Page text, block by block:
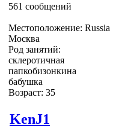
561 сообщений
Местоположение: Russia
Москва
Род занятий:
склеротичная
папкобизонкина
бабушка
Возраст: 35
KenJ1